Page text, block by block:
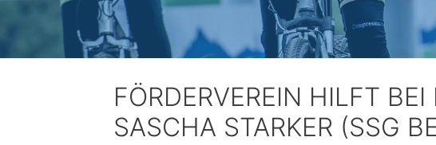
FÖRDERVEREIN HILFT
SASCHA STARKER (SSG